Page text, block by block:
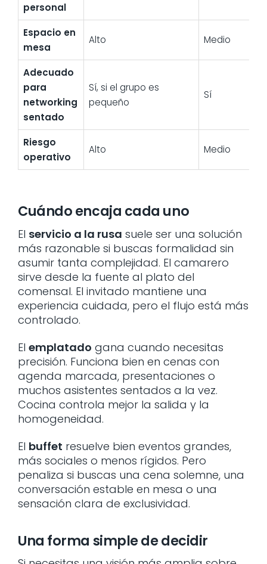
personal
Espacio en
mesa
Alto Medio
Adecuado
para
networking
sentado
Sí, si el grupo es
pequeño
Sí
Riesgo
operativo
Alto Medio
Cuándo encaja cada uno
El servicio a la rusa suele ser una solución
más razonable si buscas formalidad sin
asumir tanta complejidad. El camarero
sirve desde la fuente al plato del
comensal. El invitado mantiene una
experiencia cuidada, pero el flujo está más
controlado.
El emplatado gana cuando necesitas
precisión. Funciona bien en cenas con
agenda marcada, presentaciones o
muchos asistentes sentados a la vez.
Cocina controla mejor la salida y la
homogeneidad.
El buffet resuelve bien eventos grandes,
más sociales o menos rígidos. Pero
penaliza si buscas una cena solemne, una
conversación estable en mesa o una
sensación clara de exclusividad.
Una forma simple de decidir